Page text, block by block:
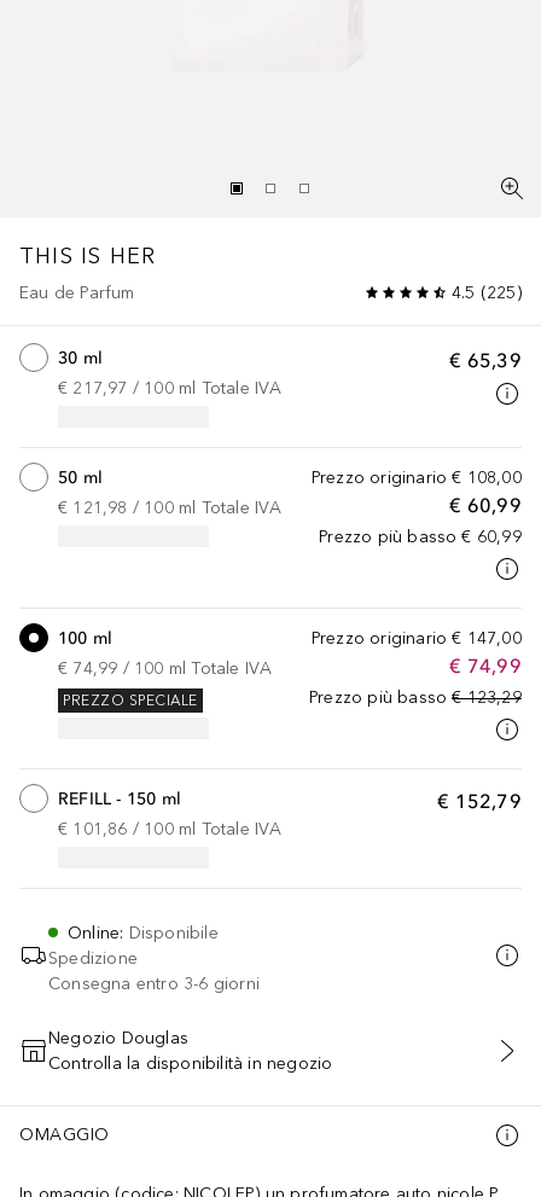
THIS IS HER
Eau de Parfum 4.5 (225)
€ 65,39
30 ml
€ 217,97 / 100 ml Totale IVA
Prezzo originario € 108,00
€ 60,99
Prezzo più basso € 60,99
50 ml
€ 121,98 / 100 ml Totale IVA
Prezzo originario € 147,00
€ 74,99
Prezzo più basso € 123,29
100 ml
€ 74,99 / 100 ml Totale IVA
PREZZO SPECIALE
€ 152,79
REFILL - 150 ml
€ 101,86 / 100 ml Totale IVA
Online: Disponibile
Spedizione
Consegna entro 3-6 giorni
AGGIUNGI AL CARRELLO
Negozio Douglas
Controlla la disponibilità in negozio
OMAGGIO